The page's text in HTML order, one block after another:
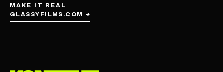
MAKE IT REAL
GLASSYFILMS.COM →